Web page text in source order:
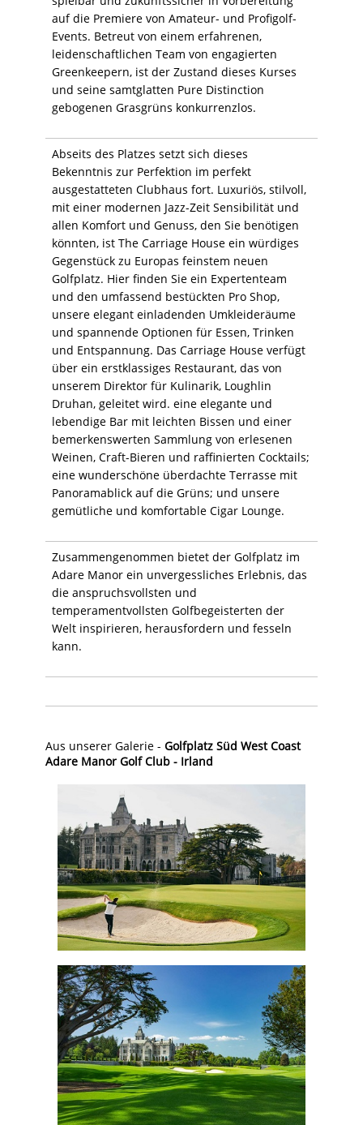
auf die Premiere von Amateur- und Profigolf-
Events. Betreut von einem erfahrenen,
leidenschaftlichen Team von engagierten
Greenkeepern, ist der Zustand dieses Kurses
und seine samtglatten Pure Distinction
gebogenen Grasgrüns konkurrenzlos.
Abseits des Platzes setzt sich dieses
Bekenntnis zur Perfektion im perfekt
ausgestatteten Clubhaus fort. Luxuriös, stilvoll,
mit einer modernen Jazz-Zeit Sensibilität und
allen Komfort und Genuss, den Sie benötigen
könnten, ist The Carriage House ein würdiges
Gegenstück zu Europas feinstem neuen
Golfplatz. Hier finden Sie ein Expertenteam
und den umfassend bestückten Pro Shop,
unsere elegant einladenden Umkleideräume
und spannende Optionen für Essen, Trinken
und Entspannung. Das Carriage House verfügt
über ein erstklassiges Restaurant, das von
unserem Direktor für Kulinarik, Loughlin
Druhan, geleitet wird. eine elegante und
lebendige Bar mit leichten Bissen und einer
bemerkenswerten Sammlung von erlesenen
Weinen, Craft-Bieren und raffinierten Cocktails;
eine wunderschöne überdachte Terrasse mit
Panoramablick auf die Grüns; und unsere
gemütliche und komfortable Cigar Lounge.
Zusammengenommen bietet der Golfplatz im
Adare Manor ein unvergessliches Erlebnis, das
die anspruchsvollsten und
temperamentvollsten Golfbegeisterten der
Welt inspirieren, herausfordern und fesseln
kann.
Aus unserer Galerie - Golfplatz Süd West Coast
Adare Manor Golf Club - Irland